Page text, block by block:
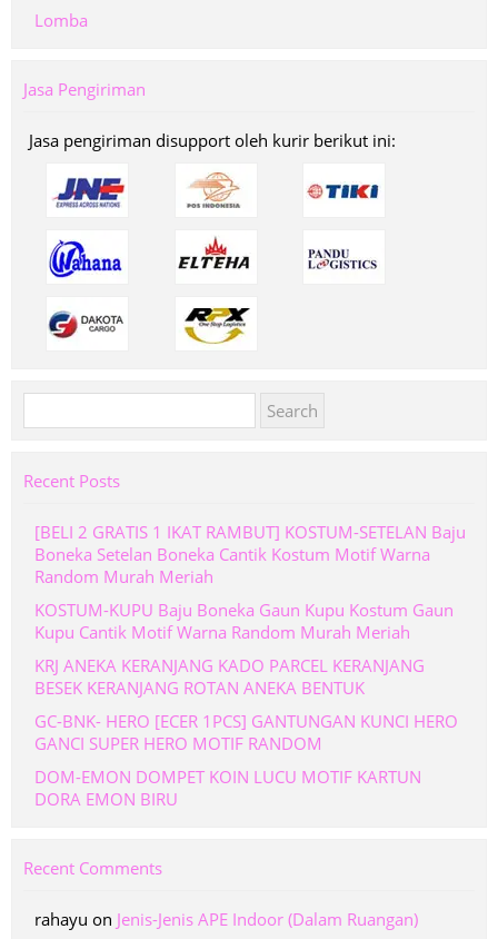
Lomba
Jasa Pengiriman
Jasa pengiriman disupport oleh kurir berikut ini:
for:
Recent Posts
[BELI 2 GRATIS 1 IKAT RAMBUT] KOSTUM-SETELAN Baju
Boneka Setelan Boneka Cantik Kostum Motif Warna
Random Murah Meriah
KOSTUM-KUPU Baju Boneka Gaun Kupu Kostum Gaun
Kupu Cantik Motif Warna Random Murah Meriah
KRJ ANEKA KERANJANG KADO PARCEL KERANJANG
BESEK KERANJANG ROTAN ANEKA BENTUK
GC-BNK- HERO [ECER 1PCS] GANTUNGAN KUNCI HERO
GANCI SUPER HERO MOTIF RANDOM
DOM-EMON DOMPET KOIN LUCU MOTIF KARTUN
DORA EMON BIRU
Recent Comments
rahayu on Jenis-Jenis APE Indoor (Dalam Ruangan)